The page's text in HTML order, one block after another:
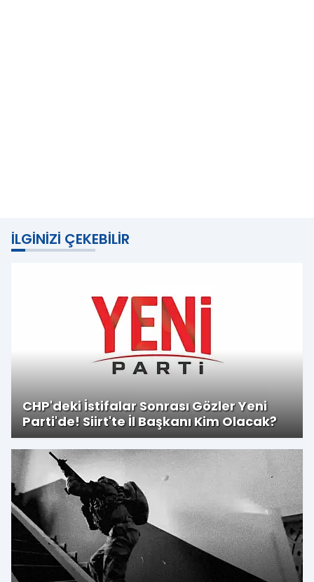
İLGINIZI ÇEKEBILIR
CHP'deki İstifalar Sonrası Gözler Yeni
Parti'de! Siirt'te İl Başkanı Kim Olacak?